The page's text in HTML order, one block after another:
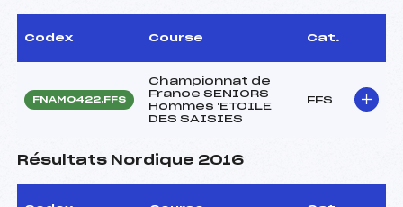
Codex Course Cat.
FNAM0422.FFS
Championnat de
France SENIORS
Hommes 'ETOILE
DES SAISIES
FFS
Résultats Nordique 2016